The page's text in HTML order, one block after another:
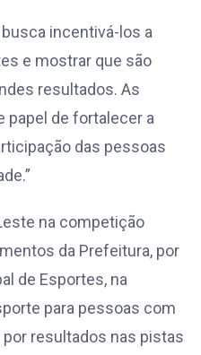
incentivá-los a
e mostrar que são
resultados. As
papel de fortalecer a
das pessoas
na competição
da Prefeitura, por
de Esportes, na
para pessoas com
resultados nas pistas